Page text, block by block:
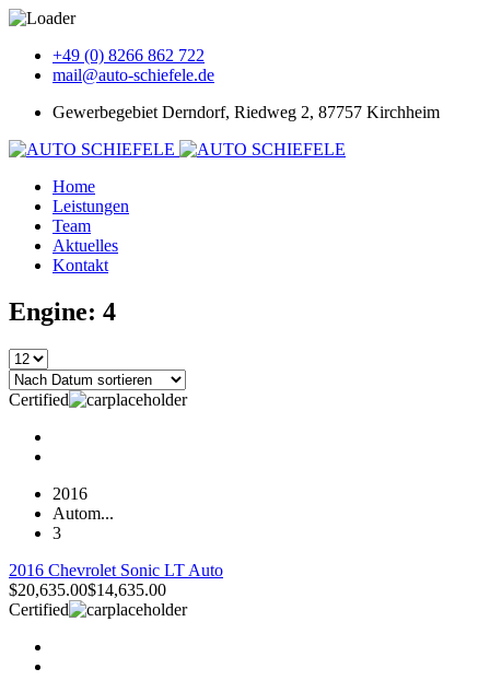
+49 (0) 8266 862 722
mail@auto-schiefele.de
Gewerbegebiet Derndorf, Riedweg 2, 87757 Kirchheim
Home
Leistungen
Team
Aktuelles
Kontakt
Engine: 4
Certified
2016
Autom...
3
2016 Chevrolet Sonic LT Auto
$20,635.00$14,635.00
Certified